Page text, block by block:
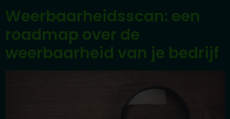
Weerbaarheidsscan: een
roadmap over de
weerbaarheid van je bedrijf